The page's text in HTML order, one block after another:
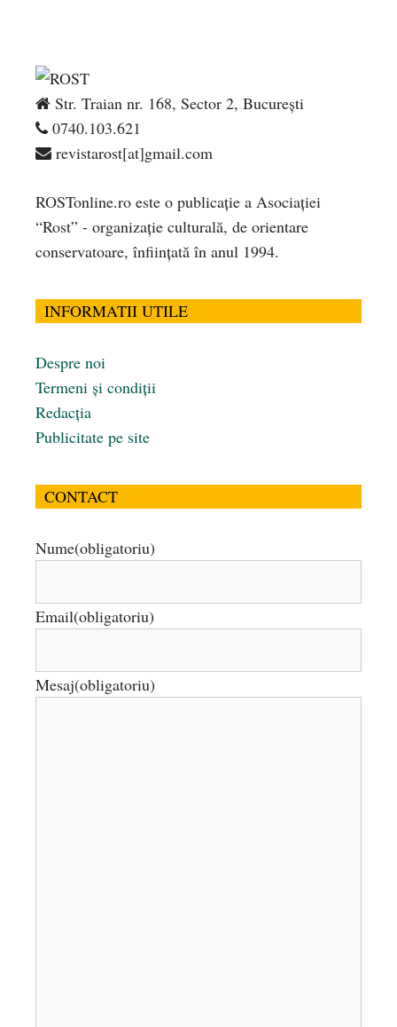
Str. Traian nr. 168, Sector 2, București
0740.103.621
revistarost[at]gmail.com
ROSTonline.ro este o publicaţie a Asociaţiei
“Rost” - organizaţie culturală, de orientare
conservatoare, înfiinţată în anul 1994.
INFORMATII UTILE
Despre noi
Termeni și condiții
Redacția
Publicitate pe site
CONTACT
Nume(obligatoriu)
Email(obligatoriu)
Mesaj(obligatoriu)